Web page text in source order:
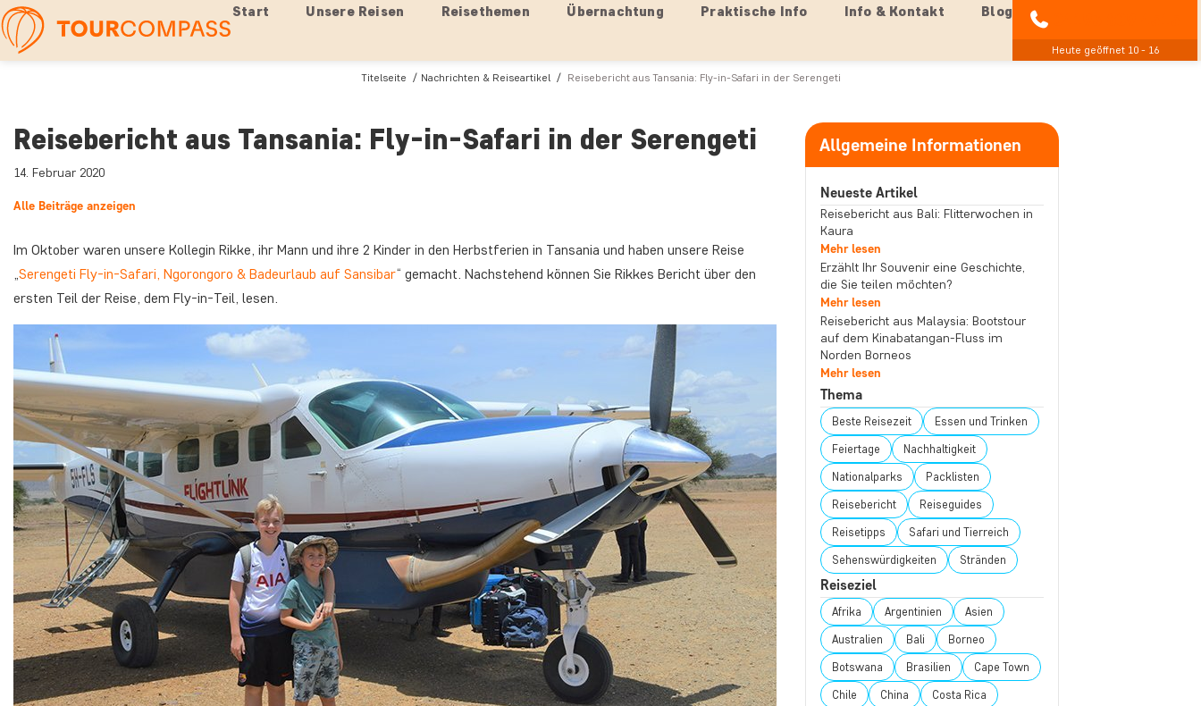
Start Unsere Reisen Reisethemen Übernachtung Praktische Info Info & Kontakt Blog
Heute geöffnet 10 - 16
Titelseite Nachrichten & Reiseartikel Reisebericht aus Tansania: Fly-in-Safari in der Serengeti
Reisebericht aus Tansania: Fly-in-Safari in der Serengeti
14. Februar 2020
Alle Beiträge anzeigen
Im Oktober waren unsere Kollegin Rikke, ihr Mann und ihre 2 Kinder in den Herbstferien in Tansania und haben unsere Reise
„Serengeti Fly-in-Safari, Ngorongoro & Badeurlaub auf Sansibar“ gemacht. Nachstehend können Sie Rikkes Bericht über den
ersten Teil der Reise, dem Fly-in-Teil, lesen.
Allgemeine Informationen
Neueste Artikel
Reisebericht aus Bali: Flitterwochen in
Kaura
Mehr lesen
Erzählt Ihr Souvenir eine Geschichte,
die Sie teilen möchten?
Mehr lesen
Reisebericht aus Malaysia: Bootstour
auf dem Kinabatangan-Fluss im
Norden Borneos
Mehr lesen
Thema
Beste Reisezeit Essen und Trinken
Feiertage Nachhaltigkeit
Nationalparks Packlisten
Reisebericht Reiseguides
Reisetipps Safari und Tierreich
Sehenswürdigkeiten Stränden
Reiseziel
Afrika Argentinien Asien
Australien Bali Borneo
Botswana Brasilien Cape Town
Chile China Costa Rica